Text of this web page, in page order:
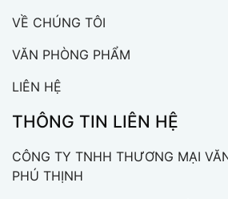
VỀ CHÚNG TÔI
VĂN PHÒNG PHẨM
LIÊN HỆ
THÔNG TIN LIÊN HỆ
CÔNG TY TNHH THƯƠNG MẠI
PHÚ THỊNH